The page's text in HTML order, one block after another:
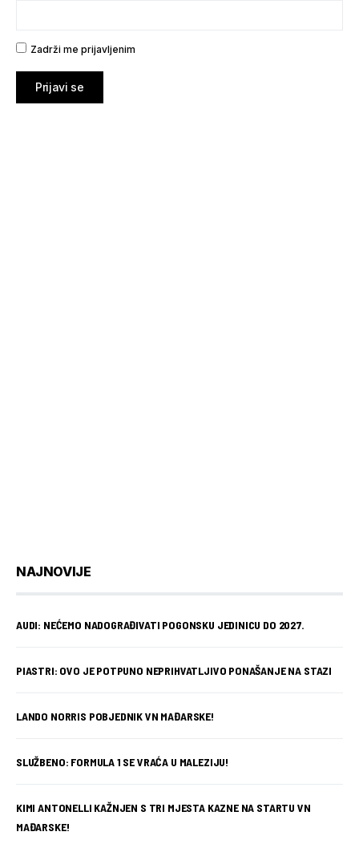
Zadrži me prijavljenim
Prijavi se
NAJNOVIJE
AUDI: NEĆEMO NADOGRAĐIVATI POGONSKU JEDINICU DO 2027.
PIASTRI: OVO JE POTPUNO NEPRIHVATLJIVO PONAŠANJE NA STAZI
LANDO NORRIS POBJEDNIK VN MAĐARSKE!
SLUŽBENO: FORMULA 1 SE VRAĆA U MALEZIJU!
KIMI ANTONELLI KAŽNJEN S TRI MJESTA KAZNE NA STARTU VN
MAĐARSKE!